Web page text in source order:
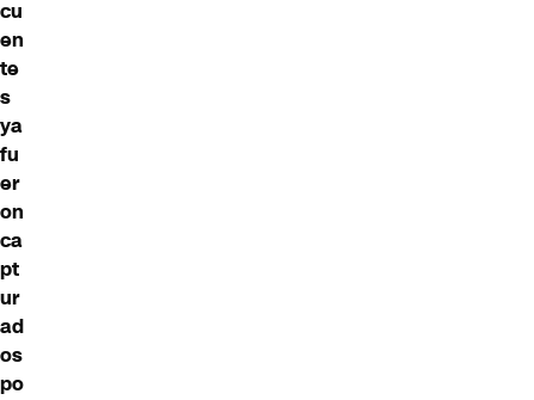
cu
en
te
s
ya
fu
er
on
ca
pt
ur
ad
os
po